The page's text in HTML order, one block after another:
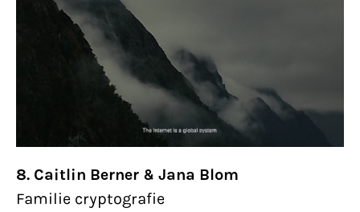
8. Caitlin Berner & Jana Blom
Familie cryptografie